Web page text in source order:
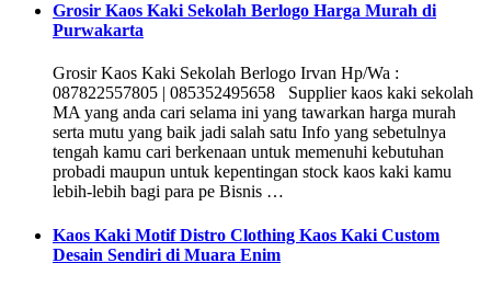
Grosir Kaos Kaki Sekolah Berlogo Harga Murah di
Purwakarta
Grosir Kaos Kaki Sekolah Berlogo Irvan Hp/Wa :
087822557805 | 085352495658 Supplier kaos kaki sekolah
MA yang anda cari selama ini yang tawarkan harga murah
serta mutu yang baik jadi salah satu Info yang sebetulnya
tengah kamu cari berkenaan untuk memenuhi kebutuhan
probadi maupun untuk kepentingan stock kaos kaki kamu
lebih-lebih bagi para pe Bisnis …
Kaos Kaki Motif Distro Clothing Kaos Kaki Custom
Desain Sendiri di Muara Enim